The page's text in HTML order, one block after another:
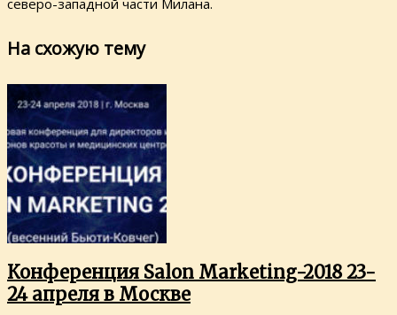
северо-западной части Милана.
На схожую тему
Конференция Salon Marketing-2018 23-
24 апреля в Москве